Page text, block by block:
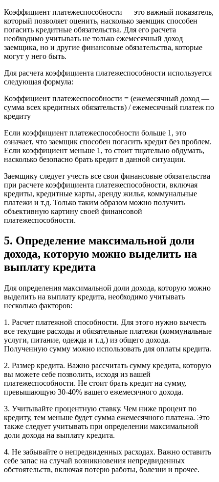
Коэффициент платежеспособности — это важный показатель,
который позволяет оценить, насколько заемщик способен
погасить кредитные обязательства. Для его расчета
необходимо учитывать не только ежемесячный доход
заемщика, но и другие финансовые обязательства, которые
могут у него быть.
Для расчета коэффициента платежеспособности используется
следующая формула:
Коэффициент платежеспособности = (ежемесячный доход —
сумма всех кредитных обязательств) / ежемесячный платеж по
кредиту
Если коэффициент платежеспособности больше 1, это
означает, что заемщик способен погасить кредит без проблем.
Если коэффициент меньше 1, то стоит тщательно обдумать,
насколько безопасно брать кредит в данной ситуации.
Заемщику следует учесть все свои финансовые обязательства
при расчете коэффициента платежеспособности, включая
кредиты, кредитные карты, аренду жилья, коммунальные
платежи и т.д. Только таким образом можно получить
объективную картину своей финансовой
платежеспособности.
5. Определение максимальной доли
дохода, которую можно выделить на
выплату кредита
Для определения максимальной доли дохода, которую можно
выделить на выплату кредита, необходимо учитывать
несколько факторов:
1. Расчет платежной способности. Для этого нужно вычесть
все текущие расходы и обязательные платежи (коммунальные
услуги, питание, одежда и т.д.) из общего дохода.
Полученную сумму можно использовать для оплаты кредита.
2. Размер кредита. Важно рассчитать сумму кредита, которую
вы можете себе позволить, исходя из вашей
платежеспособности. Не стоит брать кредит на сумму,
превышающую 30-40% вашего ежемесячного дохода.
3. Учитывайте процентную ставку. Чем ниже процент по
кредиту, тем меньше будет сумма ежемесячного платежа. Это
также следует учитывать при определении максимальной
доли дохода на выплату кредита.
4. Не забывайте о непредвиденных расходах. Важно оставить
себе запас на случай возникновения непредвиденных
обстоятельств, включая потерю работы, болезни и прочее.